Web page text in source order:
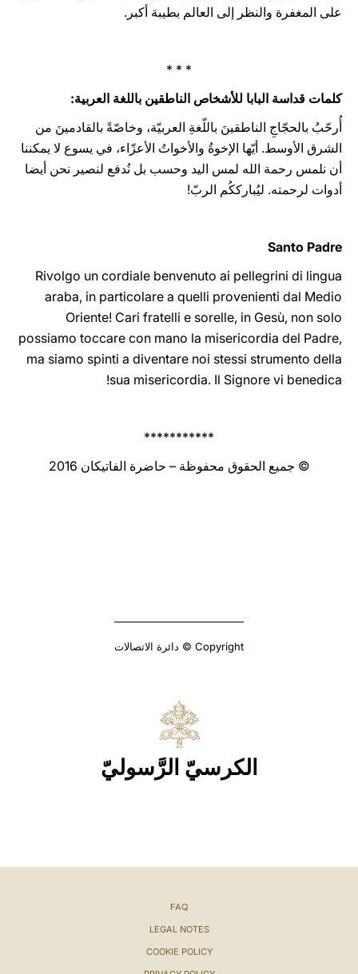
على المغفرة والنظر إلى العالم بطيبة أكبر.
* * *
كلمات قداسة البابا للأشخاص الناطقين باللغة العربية:
أُرحّبُ بالحجّاجِ الناطقينَ باللّغةِ العربيّة، وخاصّةً بالقادمينَ من
الشرق الأوسط. أيّها الإخوةُ والأخواتُ الأعزّاء، في يسوع لا يمكننا
أن نلمس رحمة الله لمس اليد وحسب بل نُدفع لنصير نحن أيضا
أدوات لرحمته. ليُبارككُم الربّ!
Santo Padre
Rivolgo un cordiale benvenuto ai pellegrini di lingua
araba, in particolare a quelli provenienti dal Medio
Oriente! Cari fratelli e sorelle, in Gesù, non solo
possiamo toccare con mano la misericordia del Padre,
ma siamo spinti a diventare noi stessi strumento della
sua misericordia. Il Signore vi benedica!
***********
© جميع الحقوق محفوظة – حاضرة الفاتيكان 2016
Copyright © دائرة الاتصالات
الكرسيّ الرَّسوليّ
FAQ
LEGAL NOTES
COOKIE POLICY